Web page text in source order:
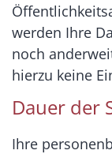
werden Ihre
noch
hierzu keine
Dauer der
Ihre